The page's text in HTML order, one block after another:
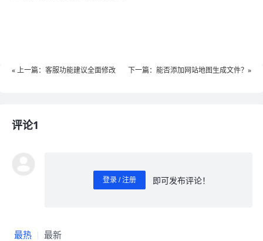
« 上一篇：客服功能建议全面修改 下一篇：能否添加网站地图生成文件？»
评论1
登录 / 注册
即可发布评论！
最热 最新